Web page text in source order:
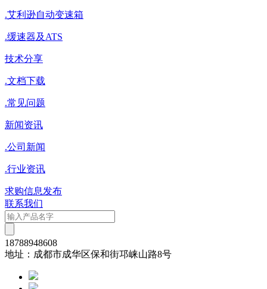
.艾利逊自动变速箱
.缓速器及ATS
技术分享
.文档下载
.常见问题
新闻资讯
.公司新闻
.行业资讯
求购信息发布
联系我们
18788948608
地址：成都市成华区保和街邛崃山路8号